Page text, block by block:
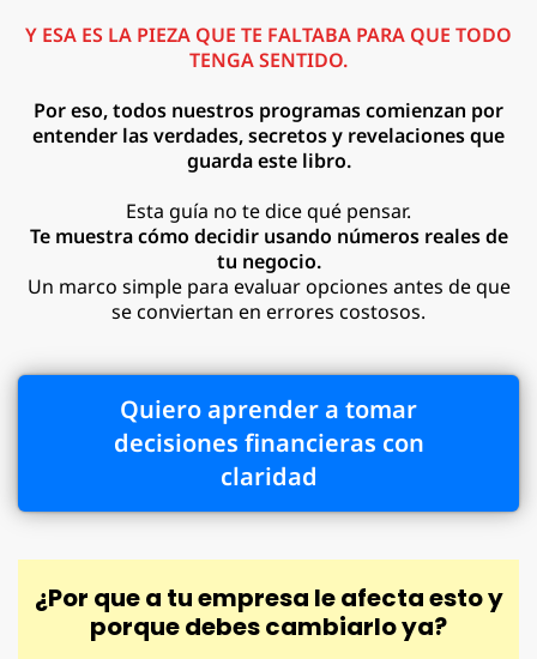
Y ESA ES LA PIEZA QUE TE FALTABA PARA QUE TODO
TENGA SENTIDO.
Por eso, todos nuestros programas comienzan por
entender las verdades, secretos y revelaciones que
guarda este libro.
Esta guía no te dice qué pensar.
Te muestra cómo decidir usando números reales de
tu negocio.
Un marco simple para evaluar opciones antes de que
se conviertan en errores costosos.
Quiero aprender a tomar
decisiones financieras con
claridad
¿Por que a tu empresa le afecta esto y
porque debes cambiarlo ya?